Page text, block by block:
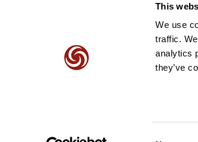
This
We use
traffic.
analytics
they’ve